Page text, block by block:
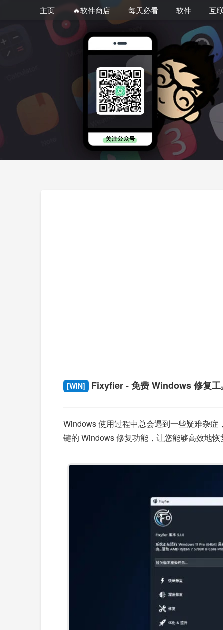
主页 🔥软件商店 每天必看 软件 互
[WIN] Fixyfier - 免费 Windows 修复工
Windows 使用过程中总会遇到一些疑难杂
键的 Windows 修复功能，让您能够高效地恢